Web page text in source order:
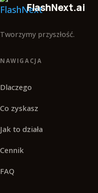
FlashNext.ai
Tworzymy przyszłość.
NAWIGACJA
Dlaczego
Co zyskasz
Jak to działa
Cennik
FAQ